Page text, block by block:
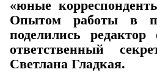
«юные
Опытом работы в
поделились
ответственный
Светлана Гладкая.